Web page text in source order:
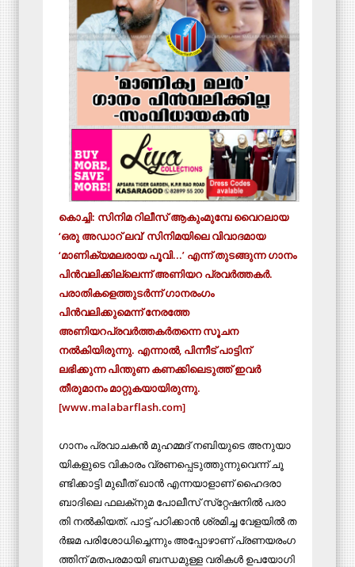
കൊച്ചി:​ സിനിമ റിലീസ്​ ആകുംമുമ്പേ​ വൈറലായ
‘ഒരു അഡാറ്​ ലവ്​’ സിനിമയിലെ വിവാദമായ
‘മാണിക്യമലരായ പൂവി...’ എന്ന്​ തുടങ്ങുന്ന ഗാനം
പിൻവലിക്കി​ല്ലെന്ന്​ അണിയറ പ്രവർത്തകർ.
പരാതികളെത്തുടർന്ന്​ ഗാനരംഗം
പിൻവലിക്കുമെന്ന്​ നേരത്തേ
അണിയറപ്രവർത്തകർതന്നെ സൂചന
നൽകിയിരുന്നു. എന്നാൽ, പിന്നീട്​ പാട്ടിന്​
ലഭിക്കുന്ന പിന്തുണ കണക്കിലെടുത്ത്​ ഇവർ
തീരുമാനം മാറ്റുകയായിരുന്നു.
[www.malabarflash.com]
ഗാ​നം പ്ര​വാ​ച​ക​ൻ മു​ഹ​മ്മ​ദ്​ ന​ബി​യു​ടെ അ​നു​യാ​
യി​ക​ളു​ടെ വി​കാ​രം വ്ര​ണ​പ്പെ​ടു​ത്തു​ന്നു​വെ​ന്ന്​ ചൂ​
ണ്ടി​ക്കാ​ട്ടി മു​ഖീ​ത്​ ഖാ​ൻ എ​ന്ന​യാ​ളാ​ണ്​ ഹൈദരാ​
ബാ​ദി​ലെ ഫ​ല​ക്​​നു​മ പോലീസ്​ സ്​​റ്റേ​ഷ​നി​ൽ പ​രാ​
തി ന​ൽ​കി​യ​ത്. പാ​ട്ട്​ പ​ഠി​ക്കാ​ൻ ശ്ര​മി​ച്ച വേ​ള​യി​ൽ ത​
ർ​ജ​മ പ​രി​ശോ​ധി​ച്ചെ​ന്നും അ​പ്പോ​ഴാ​ണ്​ ​പ്ര​ണ​യ​രം​ഗ​
ത്തി​ന്​ മ​ത​പ​ര​മാ​യി ബ​ന്ധ​മു​ള്ള വ​രി​ക​ൾ ഉ​പ​യോ​ഗി​